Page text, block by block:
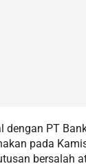
PT
pada
bersalah